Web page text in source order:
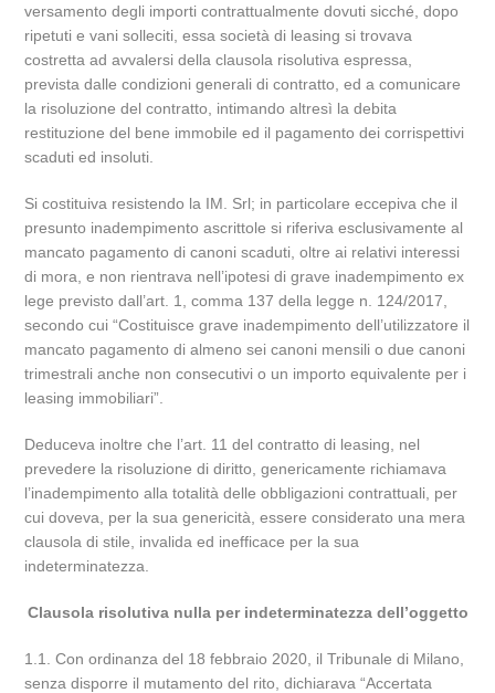
versamento degli importi contrattualmente dovuti sicché, dopo
ripetuti e vani solleciti, essa società di leasing si trovava
costretta ad avvalersi della clausola risolutiva espressa,
prevista dalle condizioni generali di contratto, ed a comunicare
la risoluzione del contratto, intimando altresì la debita
restituzione del bene immobile ed il pagamento dei corrispettivi
scaduti ed insoluti.
Si costituiva resistendo la IM. Srl; in particolare eccepiva che il
presunto inadempimento ascrittole si riferiva esclusivamente al
mancato pagamento di canoni scaduti, oltre ai relativi interessi
di mora, e non rientrava nell’ipotesi di grave inadempimento ex
lege previsto dall’art. 1, comma 137 della legge n. 124/2017,
secondo cui “Costituisce grave inadempimento dell’utilizzatore il
mancato pagamento di almeno sei canoni mensili o due canoni
trimestrali anche non consecutivi o un importo equivalente per i
leasing immobiliari”.
Deduceva inoltre che l’art. 11 del contratto di leasing, nel
prevedere la risoluzione di diritto, genericamente richiamava
l’inadempimento alla totalità delle obbligazioni contrattuali, per
cui doveva, per la sua genericità, essere considerato una mera
clausola di stile, invalida ed inefficace per la sua
indeterminatezza.
Clausola risolutiva nulla per indeterminatezza dell’oggetto
1.1. Con ordinanza del 18 febbraio 2020, il Tribunale di Milano,
senza disporre il mutamento del rito, dichiarava “Accertata